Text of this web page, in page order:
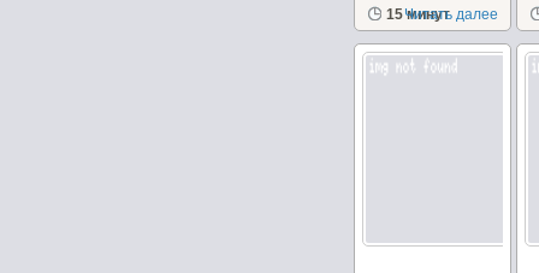
рецептов
салатов,...
15 минут
Читать далее